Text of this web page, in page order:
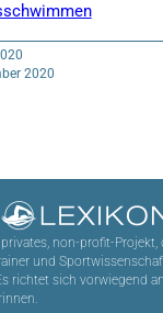
2020
non-profit-Projekt,
und
richtet sich vorwiegend